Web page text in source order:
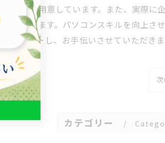
ラムを用意しています。また、実際に
ができます。パソコンスキルを向上さ
サポートし、お手伝いさせていただきま
カテゴリー